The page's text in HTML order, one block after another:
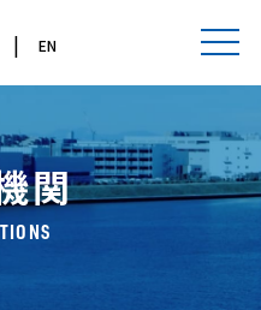
EN
関